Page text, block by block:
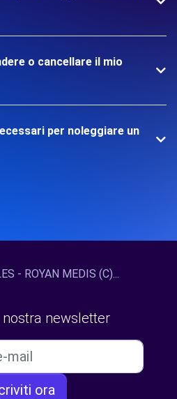
o cancellare il mio
per noleggiare un
- ROYAN MEDIS (C)...
newsletter
ora